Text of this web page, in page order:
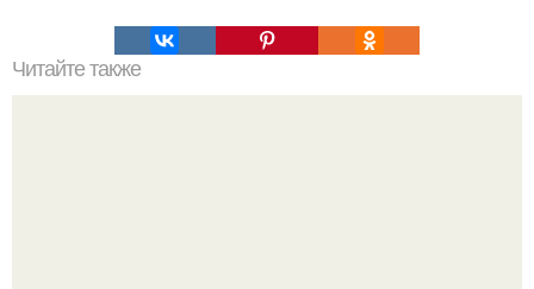
Читайте также